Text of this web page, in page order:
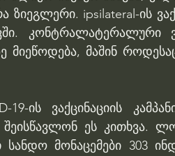
ზიეგლერი. ipsilateral-ის
კონტრალატერალური
მიეწოდება, მაშინ
19-ის ვაქცინაციის
ეს კითხვა.
სანდო მონაცემები 303